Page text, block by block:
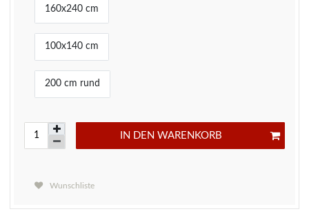
160x240 cm
100x140 cm
200 cm rund
IN DEN WARENKORB
Wunschliste